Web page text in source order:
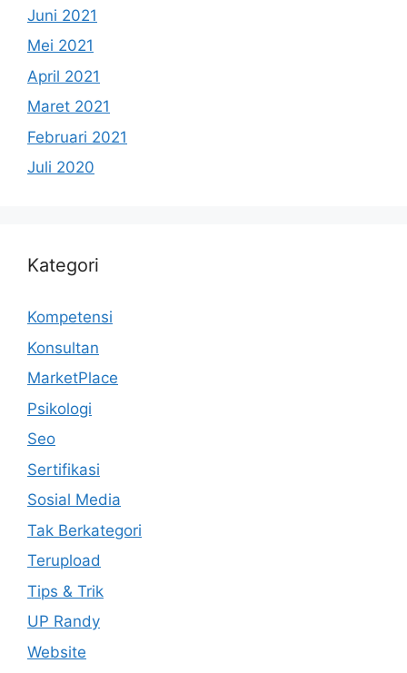
Juni 2021
Mei 2021
April 2021
Maret 2021
Februari 2021
Juli 2020
Kategori
Kompetensi
Konsultan
MarketPlace
Psikologi
Seo
Sertifikasi
Sosial Media
Tak Berkategori
Terupload
Tips & Trik
UP Randy
Website